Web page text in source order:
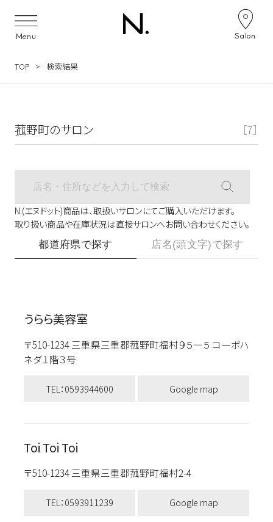
Menu Salon
TOP 検索結果
菰野町のサロン ［7］
N.(エヌドット)商品は、取扱いサロンにてご購入いただけます。
取り扱い商品や在庫状況は直接サロンへお問い合わせください。
都道府県で探す 店名(頭文字)で探す
うらら美容室
〒510-1234 三重県三重郡菰野町福村９５―５ コーポハ
ネダ１階３号
TEL：0593944600 Google map
Toi Toi Toi
〒510-1234 三重県三重郡菰野町福村2-4
TEL：0593911239 Google map
サロン検索ナビゲーション